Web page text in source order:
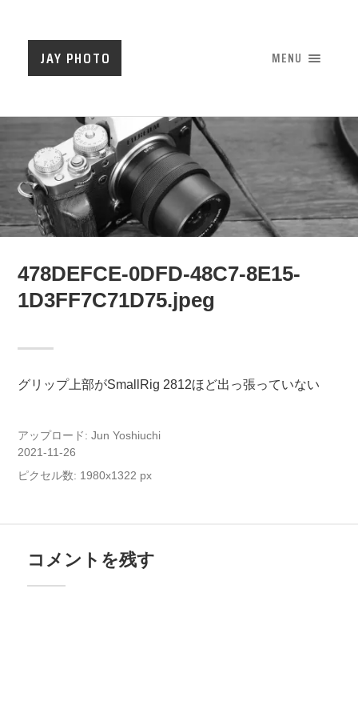
JAY PHOTO MENU
478DEFCE-0DFD-48C7-8E15-
1D3FF7C71D75.jpeg
グリップ上部がSmallRig 2812ほど出っ張っていない
アップロード:Jun Yoshiuchi
2021-11-26
ピクセル数: 1980x1322 px
コメントを残す